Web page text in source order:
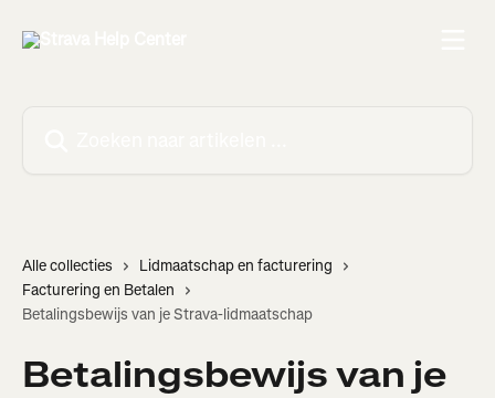
Alle collecties
Lidmaatschap en facturering
Facturering en Betalen
Betalingsbewijs van je Strava-lidmaatschap
Betalingsbewijs van je